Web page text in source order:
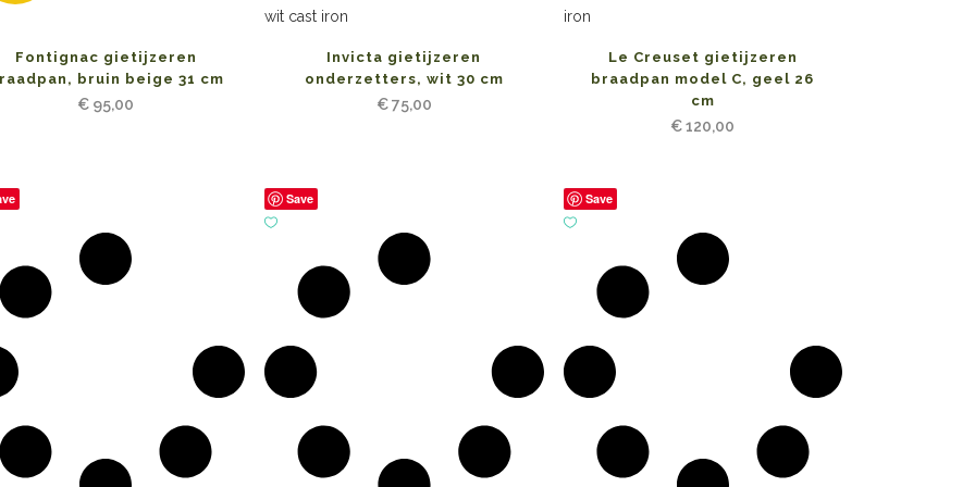
Fontignac gietijzeren
bruin beige 31 cm
€ 95,00
Invicta gietijzeren
onderzetters, wit 30 cm
€75,00
Le Creuset gietijzeren
braadpan model C, geel 26
cm
€120,00
Save Save